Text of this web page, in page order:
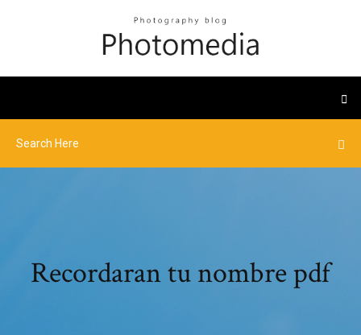
Recordaran tu nombre pdf